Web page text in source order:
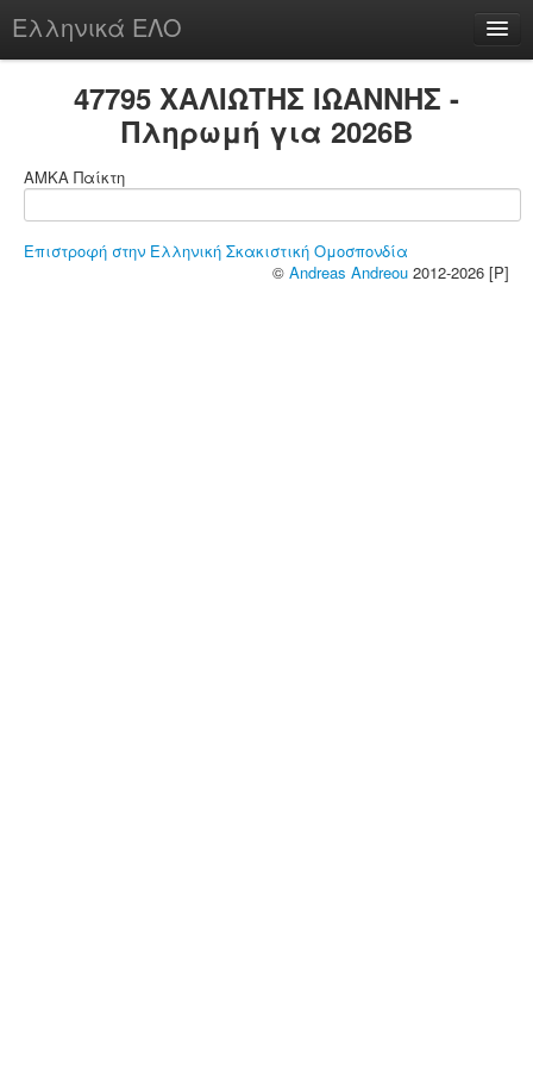
Ελληνικά ΕΛΟ
chesstu.be @ discord
47795 ΧΑΛΙΩΤΗΣ ΙΩΑΝΝΗΣ -
Πληρωμή για 2026B
ΑΜΚΑ Παίκτη
Επιστροφή στην Ελληνική Σκακιστική Ομοσπονδία
© Andreas Andreou 2012-2026 [P]